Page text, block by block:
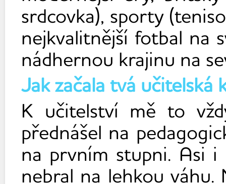
srdcovka), sporty
nejkvalitnější fotbal na
nádhernou krajinu na
Jak začala tvá učitelská
K učitelství mě to
přednášel na
na prvním stupni. Asi
nebral na lehkou váhu.